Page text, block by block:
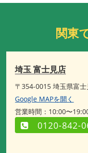
関東
埼玉 富士見店
〒354-0015 埼玉県富
Google MAPを開く
営業時間：10:00〜
0120-842-